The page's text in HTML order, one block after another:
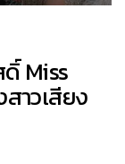
Miss
าวเสียง